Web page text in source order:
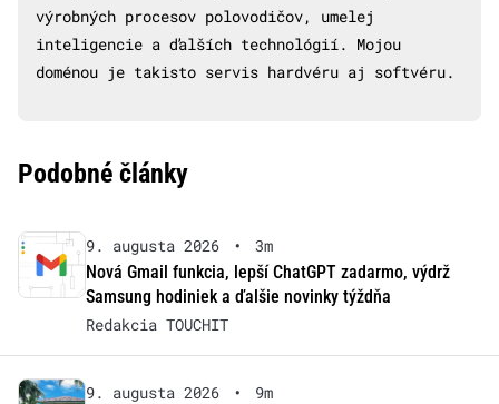
výrobných procesov polovodičov, umelej
inteligencie a ďalších technológií. Mojou
doménou je takisto servis hardvéru aj softvéru.
Podobné články
9. augusta 2026 •
3m
Nová Gmail funkcia, lepší ChatGPT zadarmo, výdrž
Samsung hodiniek a ďalšie novinky týždňa
Redakcia TOUCHIT
9. augusta 2026 •
9m